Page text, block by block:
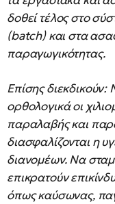
δοθεί τέλος στο
(batch) και στα
παραγωγικότητας.
Επίσης
ορθολογικά οι
παραλαβής και
διασφαλίζονται η
διανομέων. Να
επικρατούν
όπως καύσωνας,